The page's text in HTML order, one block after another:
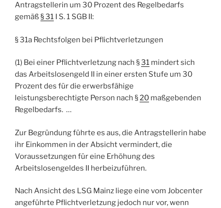
Antragstellerin um 30 Prozent des Regelbedarfs
gemäß§ 31 I S. 1 SGB II:
§ 31a Rechtsfolgen bei Pflichtverletzungen
(1) Bei einer Pflichtverletzung nach §31 mindert sich
das Arbeitslosengeld II in einer ersten Stufe um 30
Prozent des für die erwerbsfähige
leistungsberechtigte Person nach §20 maßgebenden
Regelbedarfs. …
Zur Begründung führte es aus, die Antragstellerin habe
ihr Einkommen in der Absicht vermindert, die
Voraussetzungen für eine Erhöhung des
Arbeitslosengeldes II herbeizuführen.
Nach Ansicht des LSG Mainz liege eine vom Jobcenter
angeführte Pflichtverletzung jedoch nur vor, wenn